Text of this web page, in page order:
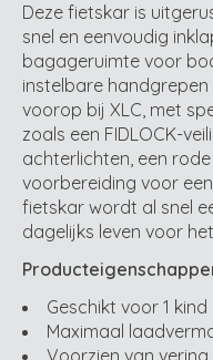
Deze fietskar is
snel en eenvoudig
bagageruimte voor
instelbare
voorop bij XLC, met
zoals een FIDLOCK-
achterlichten, een
voorbereiding voor
fietskar wordt al snel
dagelijks leven voor
Geschikt voor 1 kind
Maximaal